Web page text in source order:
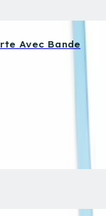
Avec Bande